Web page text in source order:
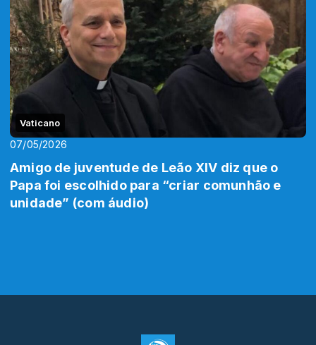
Vaticano
07/05/2026
Amigo de juventude de Leão XIV diz que o
Papa foi escolhido para “criar comunhão e
unidade” (com áudio)